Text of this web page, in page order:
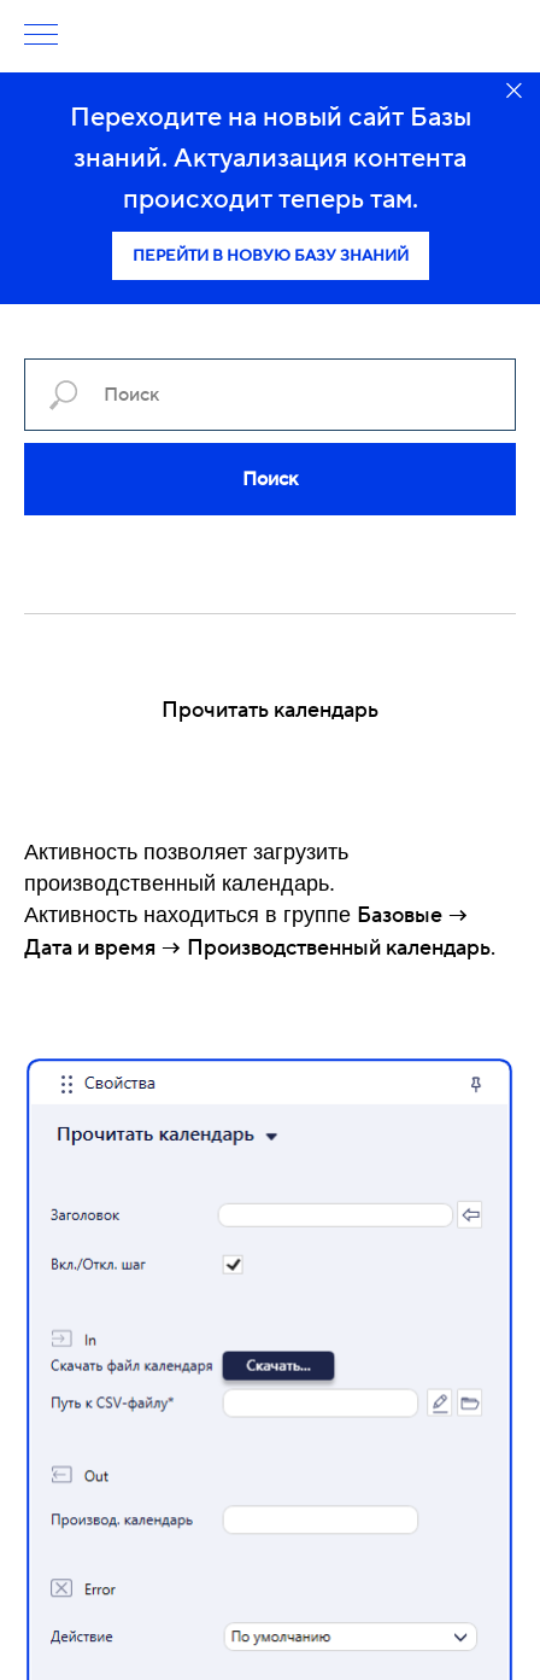
Переходите на новый сайт Базы
знаний. Актуализация контента
происходит теперь там.
ПЕРЕЙТИ В НОВУЮ БАЗУ ЗНАНИЙ
Поиск
Прочитать календарь
Активность позволяет загрузить
производственный календарь.
Активность находиться в группе Базовые →
Дата и время → Производственный календарь.